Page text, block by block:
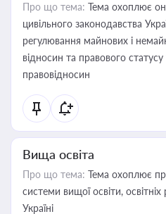
Про що тема: Тема охоплює
цивільного законодавства
регулювання майнових і
відносин та правового статусу
правовідносин
Вища освіта
Про що тема: Тема охоплює
системи вищої освіти, освітніх
Україні